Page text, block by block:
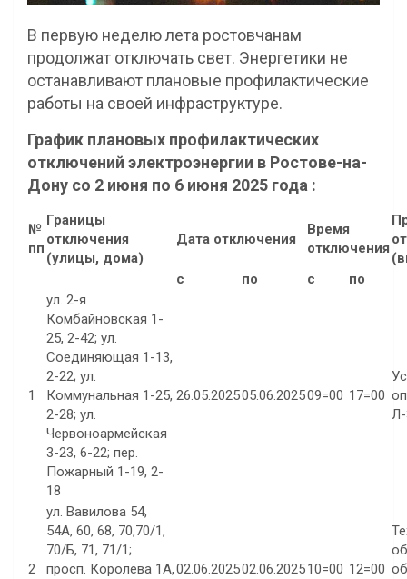
В первую неделю лета ростовчанам
продолжат отключать свет. Энергетики не
останавливают плановые профилактические
работы на своей инфраструктуре.
График плановых профилактических
отключений электроэнергии в Ростове-на-
Дону со 2 июня по 6 июня 2025 года :
№
пп
Границы
отключения
(улицы, дома)
Дата отключения
Время
отключения
с
по с по
1
ул. 2-я
Комбайновская 1-
25, 2-42; ул.
Соединяющая 1-13,
2-22; ул.
Коммунальная 1-25,
2-28; ул.
Червоноармейская
3-23, 6-22; пер.
Пожарный 1-19, 2-
18
26.05.202505.06.202509=00 17=00
2
ул. Вавилова 54,
54А, 60, 68, 70,70/1,
70/Б, 71, 71/1;
просп. Королёва 1А,02.06.202502.06.202510=00 12=00